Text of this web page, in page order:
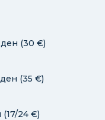
ден (30 €)
(35 €)
(17/24 €)